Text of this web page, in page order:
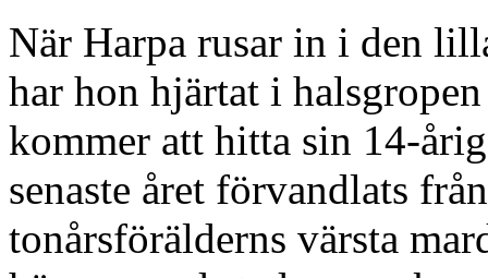
När Harpa rusar in i den
har hon hjärtat i
kommer att hitta sin 14-
senaste året förvandlats
tonårsförälderns värsta